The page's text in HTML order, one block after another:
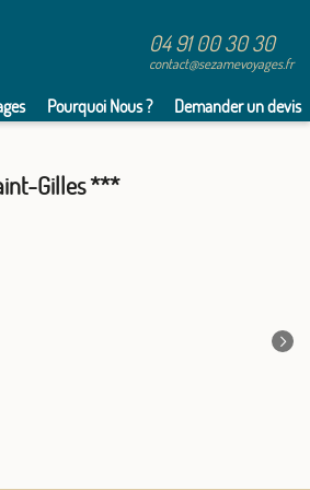
04 91 00 30 30
contact@sezamevoyages.fr
Pourquoi Nous ? Demander un devis
Gilles ***